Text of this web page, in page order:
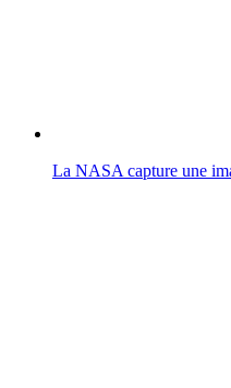
La NASA capture une